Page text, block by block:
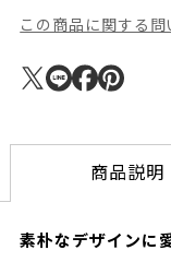
この商品に関する問
商品説明
素朴なデザインに